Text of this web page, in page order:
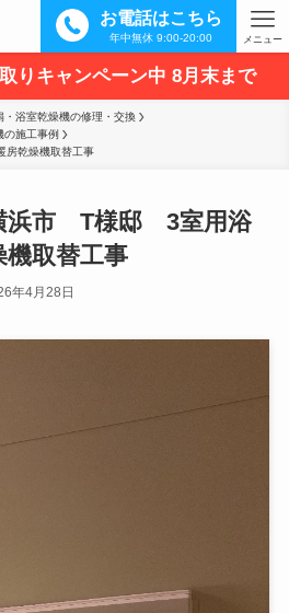
お電話はこちら
年中無休 9:00-20:00 メニュー
りキャンペーン中 8月末まで
浴室乾燥機の修理・交換
の施工事例
房乾燥機取替工事
浜市 T様邸 3室用浴
機取替工事
年4月28日